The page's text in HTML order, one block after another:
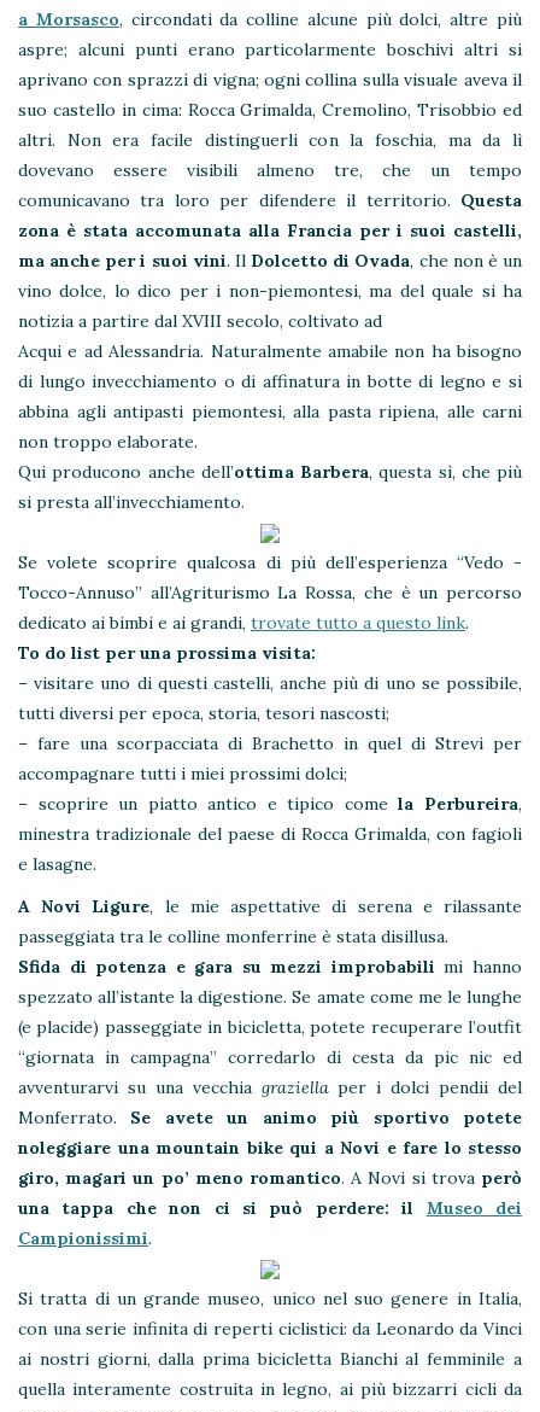
a Morsasco, circondati da colline alcune più dolci, altre più
aspre; alcuni punti erano particolarmente boschivi altri si
aprivano con sprazzi di vigna; ogni collina sulla visuale aveva il
suo castello in cima: Rocca Grimalda, Cremolino, Trisobbio ed
altri. Non era facile distinguerli con la foschia, ma da lì
dovevano essere visibili almeno tre, che un tempo
comunicavano tra loro per difendere il territorio. Questa
zona è stata accomunata alla Francia per i suoi castelli,
ma anche per i suoi vini. Il Dolcetto di Ovada, che non è un
vino dolce, lo dico per i non-piemontesi, ma del quale si ha
notizia a partire dal XVIII secolo, coltivato ad
Acqui e ad Alessandria. Naturalmente amabile non ha bisogno
di lungo invecchiamento o di affinatura in botte di legno e si
abbina agli antipasti piemontesi, alla pasta ripiena, alle carni
non troppo elaborate.
Qui producono anche dell’ottima Barbera, questa sì, che più
si presta all’invecchiamento.
Se volete scoprire qualcosa di più dell’esperienza “Vedo -
Tocco-Annuso” all’Agriturismo La Rossa, che è un percorso
dedicato ai bimbi e ai grandi, trovate tutto a questo link.
To do list per una prossima visita:
– visitare uno di questi castelli, anche più di uno se possibile,
tutti diversi per epoca, storia, tesori nascosti;
– fare una scorpacciata di Brachetto in quel di Strevi per
accompagnare tutti i miei prossimi dolci;
– scoprire un piatto antico e tipico comela Perbureira,
minestra tradizionale del paese di Rocca Grimalda, con fagioli
e lasagne.
A Novi Ligure, le mie aspettative di serena e rilassante
passeggiata tra le colline monferrine è stata disillusa.
Sfida di potenza e gara su mezzi improbabili mi hanno
spezzato all’istante la digestione. Se amate come me le lunghe
(e placide) passeggiate in bicicletta, potete recuperare l’outfit
“giornata in campagna” corredarlo di cesta da pic nic ed
avventurarvi su una vecchia graziellaper i dolci pendii del
Monferrato. Se avete un animo più sportivo potete
noleggiare una mountain bike qui a Novi e fare lo stesso
giro, magari un po’ meno romantico. A Novi si trova però
una tappa che non ci si può perdere: il Museo dei
Campionissimi.
Si tratta di un grande museo, unico nel suo genere in Italia,
con una serie infinita di reperti ciclistici: da Leonardo da Vinci
ai nostri giorni, dalla prima bicicletta Bianchi al femminile a
quella interamente costruita in legno, ai più bizzarri cicli da